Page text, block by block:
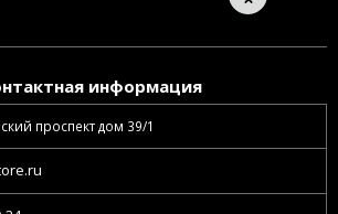
информация
проспект дом 39/1